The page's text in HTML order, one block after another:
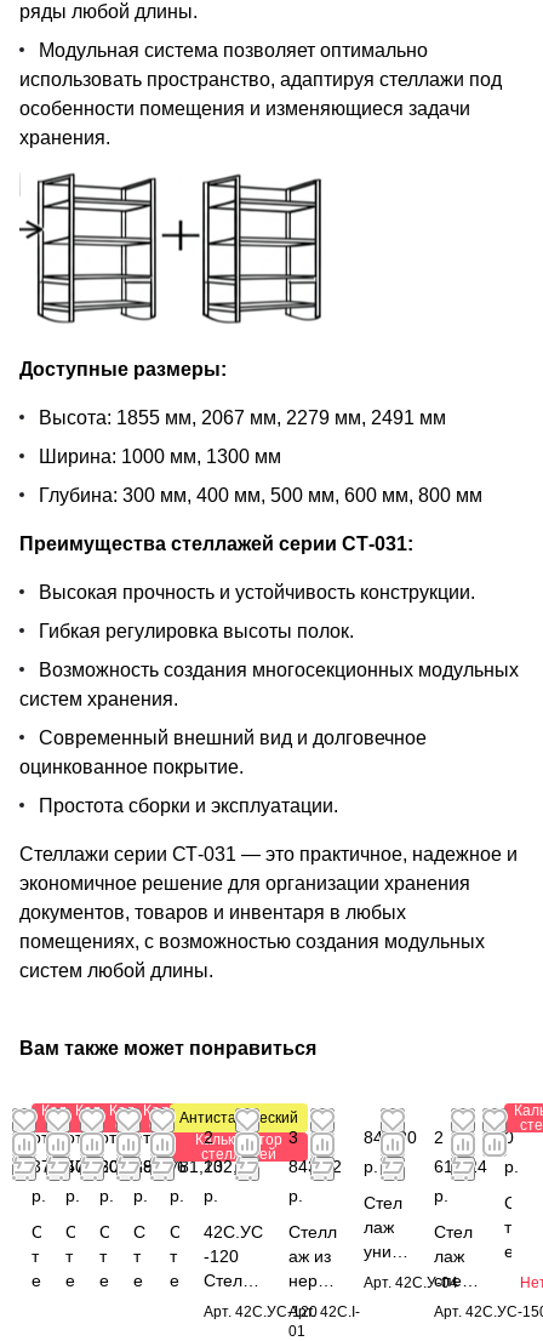
ряды любой длины.
Модульная система позволяет оптимально
использовать пространство, адаптируя стеллажи под
особенности помещения и изменяющиеся задачи
хранения.
Доступные размеры:
Высота: 1855 мм, 2067 мм, 2279 мм, 2491 мм
Ширина: 1000 мм, 1300 мм
Глубина: 300 мм, 400 мм, 500 мм, 600 мм, 800 мм
Преимущества стеллажей серии СТ-031:
Высокая прочность и устойчивость конструкции.
Гибкая регулировка высоты полок.
Возможность создания многосекционных модульных
систем хранения.
Современный внешний вид и долговечное
оцинкованное покрытие.
Простота сборки и эксплуатации.
Стеллажи серии СТ-031 — это практичное, надежное и
экономичное решение для организации хранения
документов, товаров и инвентаря в любых
помещениях, с возможностью создания модульных
систем любой длины.
Вам также может понравиться
Калькулятор
стеллажей
от 1
376,40
р.
С
т
е
Калькулятор
стеллажей
от
573,60
р.
С
т
е
Калькулятор
стеллажей
от
206,88
р.
С
т
е
Калькулятор
стеллажей
от
191,76
р.
С
т
е
Антистатический
Калькулятор
стеллажей
от
781,20
р.
С
т
е
2
132,88
р.
42С.УС
-120
Стелла
ж
Арт.42С.УС-120
3
843,12
р.
Стелл
аж из
нержа
вающ
ей
Арт.42C.I-
01
841,80
р.
Стел
лаж
униве
рсаль
Арт. 42С.У-04
2
616,24
р.
Стел
лаж
спец
иаль
Арт.42С.УС-
0
р.
С
т
е